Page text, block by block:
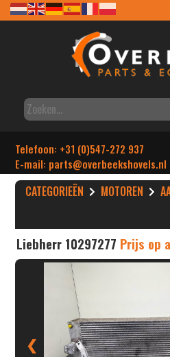
Telefoon: +31 (0)547-272 937
E-mail: parts@overbeekshovels.nl
CATEGORIEËN MOTOREN
Liebherr 10297277 Prijs op
❮